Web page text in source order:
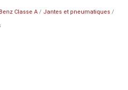
Classe A/ Jantes et pneumatiques /